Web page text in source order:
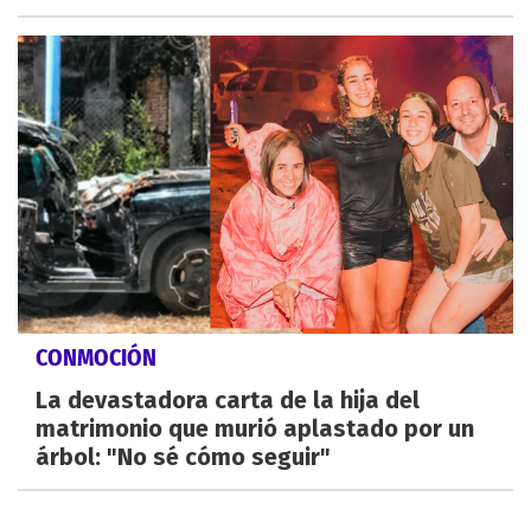
CONMOCIÓN
La devastadora carta de la hija del
matrimonio que murió aplastado por un
árbol: "No sé cómo seguir"